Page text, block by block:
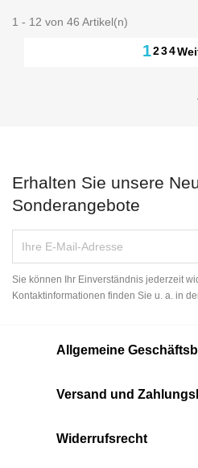
1 - 12 von 46 Artikel(n)
1234
Erhalten Sie unsere
Sonderangebote
Sie können Ihr Einverständnis jederzeit
Kontaktinformationen finden Sie u. a. in
Allgemeine
Versand und
Widerrufsrecht